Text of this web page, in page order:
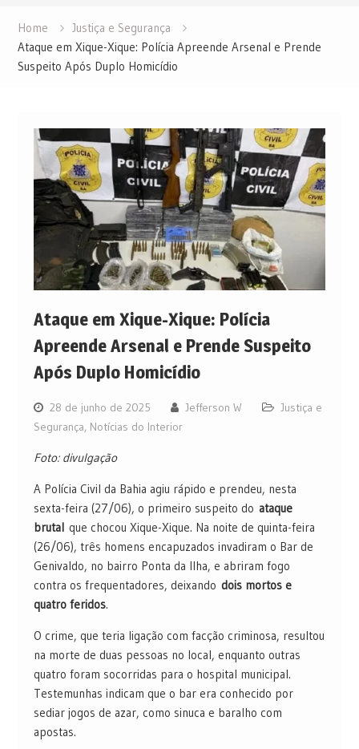
Home
Justiça e Segurança
Ataque em Xique-Xique: Polícia Apreende Arsenal e Prende
Suspeito Após Duplo Homicídio
Ataque em Xique-Xique: Polícia
Apreende Arsenal e Prende Suspeito
Após Duplo Homicídio
28 de junho de 2025 Jefferson W
Justiça e
Segurança, Notícias do Interior
Foto: divulgação
A Polícia Civil da Bahia agiu rápido e prendeu, nesta
sexta-feira (27/06), o primeiro suspeito do ataque
brutalque chocou Xique-Xique. Na noite de quinta-feira
(26/06), três homens encapuzados invadiram o Bar de
Genivaldo, no bairro Ponta da Ilha, e abriram fogo
contra os frequentadores, deixando dois mortos e
quatro feridos.
O crime, que teria ligação com facção criminosa, resultou
na morte de duas pessoas no local, enquanto outras
quatro foram socorridas para o hospital municipal.
Testemunhas indicam que o bar era conhecido por
sediar jogos de azar, como sinuca e baralho com
apostas.